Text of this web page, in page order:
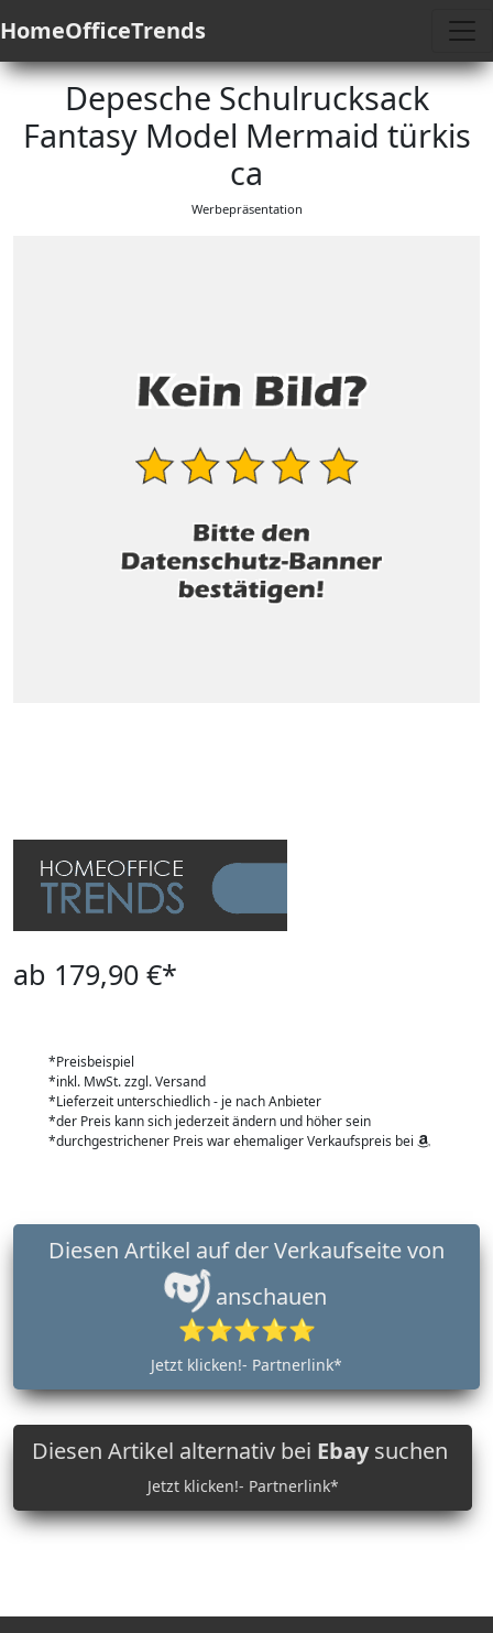
HomeOfficeTrends
Depesche Schulrucksack
Fantasy Model Mermaid türkis
ca
Werbepräsentation
ab 179,90 €*
*Preisbeispiel
*inkl. MwSt. zzgl. Versand
*Lieferzeit unterschiedlich - je nach Anbieter
*der Preis kann sich jederzeit ändern und höher sein
*durchgestrichener Preis war ehemaliger Verkaufspreis bei
anschauen
⭐⭐⭐⭐⭐
Jetzt klicken!- Partnerlink*
Diesen Artikel alternativ bei Ebaysuchen
Jetzt klicken!- Partnerlink*